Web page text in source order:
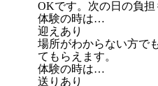
OKです。次の日の負担
体験の時は…
迎えあり
場所がわからない方で
てもらえます。
体験の時は…
送りあり